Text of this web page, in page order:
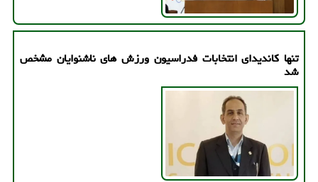
تنها کاندیدای انتخابات فدراسیون ورزش های ناشنوایان مشخص
شد